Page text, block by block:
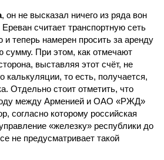
, он не высказал ничего из ряда вон
считает транспортную сеть
и теперь намерен просить за аренду
сумму. При этом, как отмечают
выставляя этот счёт, не
калькуляции, то есть, получается,
Отдельно стоит отметить, что
между Арменией и ОАО «РЖД»
согласно которому российская
«железку» республики до
не предусматривает такой